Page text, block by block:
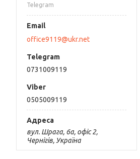
Telegram
office9119@ukr.net
0731009119
0505009119
вул. Шрага, 6а, офіс 2,
Чернігів, Україна